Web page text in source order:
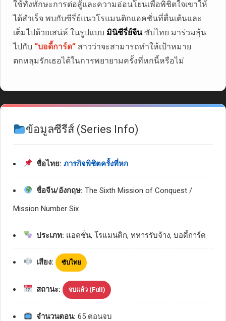
ใช้ทั้งทักษะการต่อสู้และความอ่อนโยนเพื่อพิชิตใจเขาให้
ได้สำเร็จ พบกับซีรี่ย์แนวโรแมนติกแอคชั่นที่ตื่นเต้นและ
เต็มไปด้วยเสน่ห์ ในรูปแบบ มินิซีรี่ย์จีนซับไทย มาร่วมลุ้น
ไปกับ “บอดี้การ์ด” สาวว่าจะสามารถทำให้เป้าหมาย
ตกหลุมรักเธอได้ในการพยายามครั้งที่หกนี้หรือไม่
ข้อมูลซีรีส์ (Series Info)
ชื่อไทย: ภารกิจพิชิตครั้งที่หก
ชื่อจีน/อังกฤษ: The Sixth Mission of Conquest /
Mission Number Six
ประเภท: แอคชั่น, โรแมนติก, ทหารรับจ้าง, บอดี้การ์ด
เสียง: ซับไทย
สถานะ: จบแล้ว (Full)
จำนวนตอน: 65 ตอนจบ